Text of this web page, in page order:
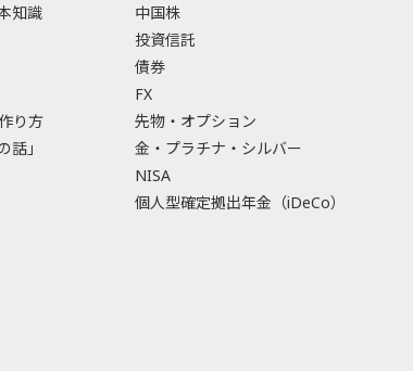
知識
り方
」
中国株
投資信託
債券
FX
先物・オプション
金・プラチナ・シルバー
NISA
個人型確定拠出年金（iDeCo）